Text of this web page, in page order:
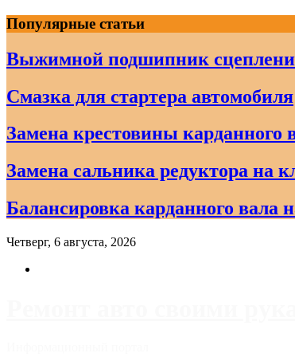
Skip
to
content
Популярные статьи
Выжимной подшипник
Смазка для стартера автомобиля
Замена крестовины карданного
Замена сальника редуктора на
Балансировка карданного вала
Четверг, 6 августа, 2026